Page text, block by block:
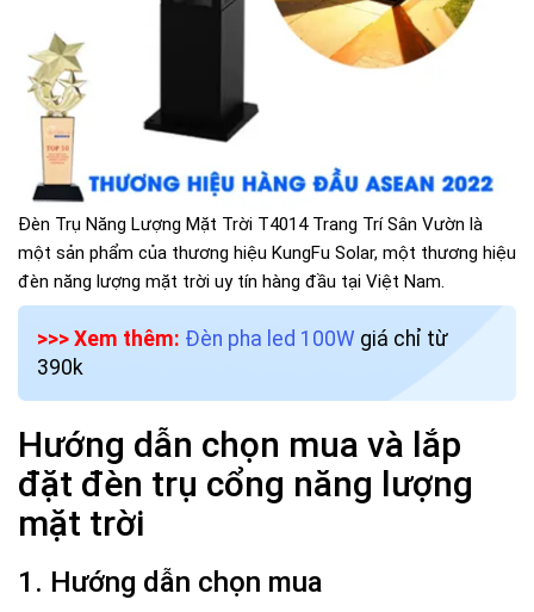
Đèn Trụ Năng Lượng Mặt Trời T4014 Trang Trí Sân Vườn là
một sản phẩm của thương hiệu KungFu Solar, một thương hiệu
đèn năng lượng mặt trời uy tín hàng đầu tại Việt Nam.
>>> Xem thêm: Đèn pha led 100W giá chỉ từ
390k
Hướng dẫn chọn mua và lắp
đặt đèn trụ cổng năng lượng
mặt trời
1. Hướng dẫn chọn mua